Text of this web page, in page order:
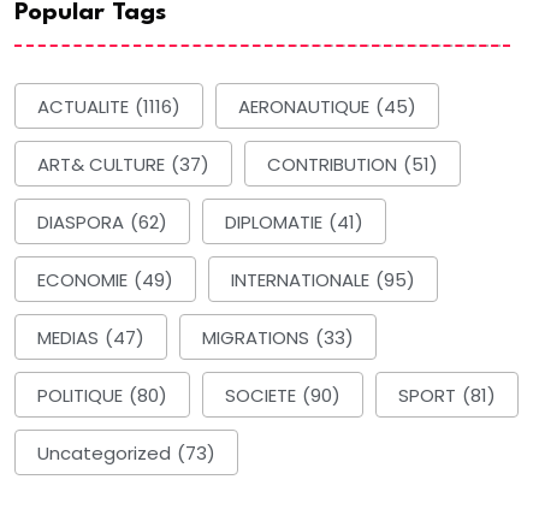
Popular Tags
ACTUALITE (1116) AERONAUTIQUE (45)
ART& CULTURE (37) CONTRIBUTION (51)
DIASPORA (62) DIPLOMATIE (41)
ECONOMIE (49) INTERNATIONALE (95)
MEDIAS (47) MIGRATIONS (33)
POLITIQUE (80) SOCIETE (90) SPORT (81)
Uncategorized (73)